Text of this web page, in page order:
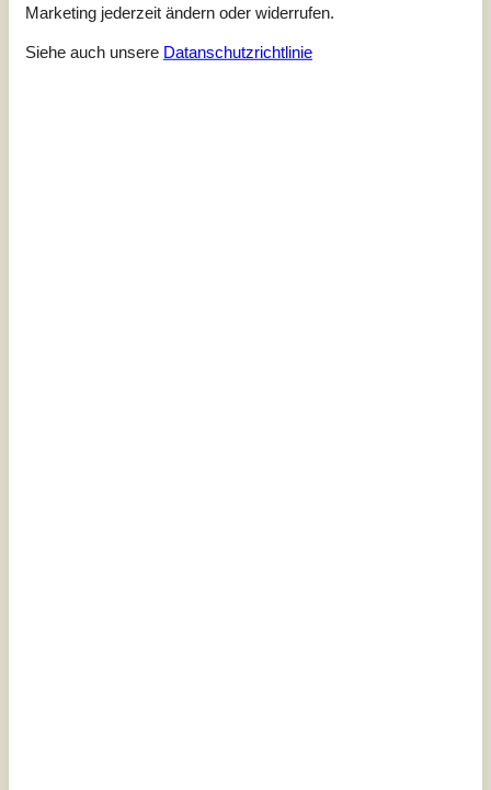
Marketing jederzeit ändern oder widerrufen.
Siehe auch unsere Datanschutzrichtlinie